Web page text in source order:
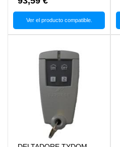
Ver el producto compatible.